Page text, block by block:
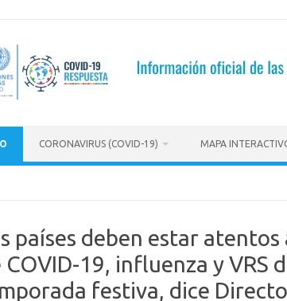
CORONAVIRUS (COVID-19) MAPA
países deben estar
COVID-19, influenza y VRS
festiva, dice